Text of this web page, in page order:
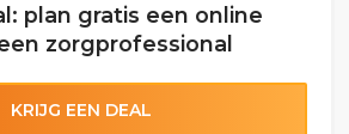
plan gratis een online
zorgprofessional
KRIJG EEN DEAL